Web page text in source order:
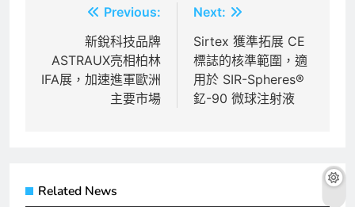
導
Previous:
新銳科技品牌
ASTRAUX亮相柏林
IFA展，加速進軍歐洲
主要市場
Next:
Sirtex 獲準拓展 CE
標誌的核準範圍，適
用於 SIR-Spheres®
釔-90 微球注射液
Related News